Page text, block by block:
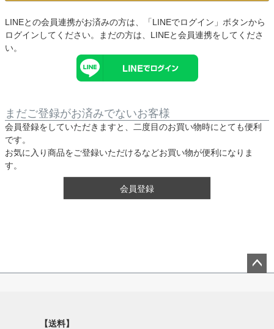
LINEとの会員連携がお済みの方は、「LINEでログイン」ボタンから
ログインしてください。まだの方は、 LINEと会員連携をしてくださ
い。
まだご登録がお済みでないお客様
会員登録をしていただきますと、二度目のお買い物時にとても便利
です。
お気に入り商品をご登録いただけるなどお買い物が便利になりま
す。
会員登録
【送料】